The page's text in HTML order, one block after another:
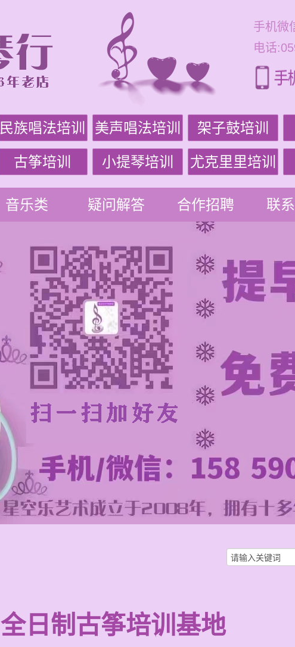
手机微
电话
民族唱法培训 美声唱法培训 架子鼓培训
古筝培训 小提琴培训 尤克里里培训
音乐类 疑问解答 合作招聘 联
全日制古筝培训基地